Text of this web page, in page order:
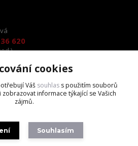
620
cookies
Váš souhlas s použitím souborů
zobrazovat informace týkající se Vašich
zájmů.
Souhlasím